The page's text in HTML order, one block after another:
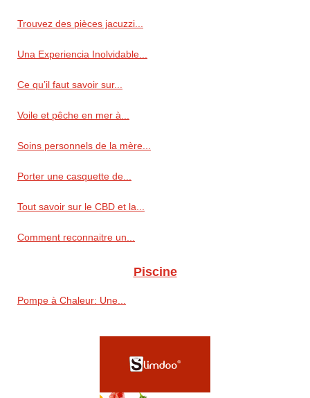
Trouvez des pièces jacuzzi...
Una Experiencia Inolvidable...
Ce qu’il faut savoir sur...
Voile et pêche en mer à...
Soins personnels de la mère...
Porter une casquette de...
Tout savoir sur le CBD et la...
Comment reconnaitre un...
Piscine
Pompe à Chaleur: Une...